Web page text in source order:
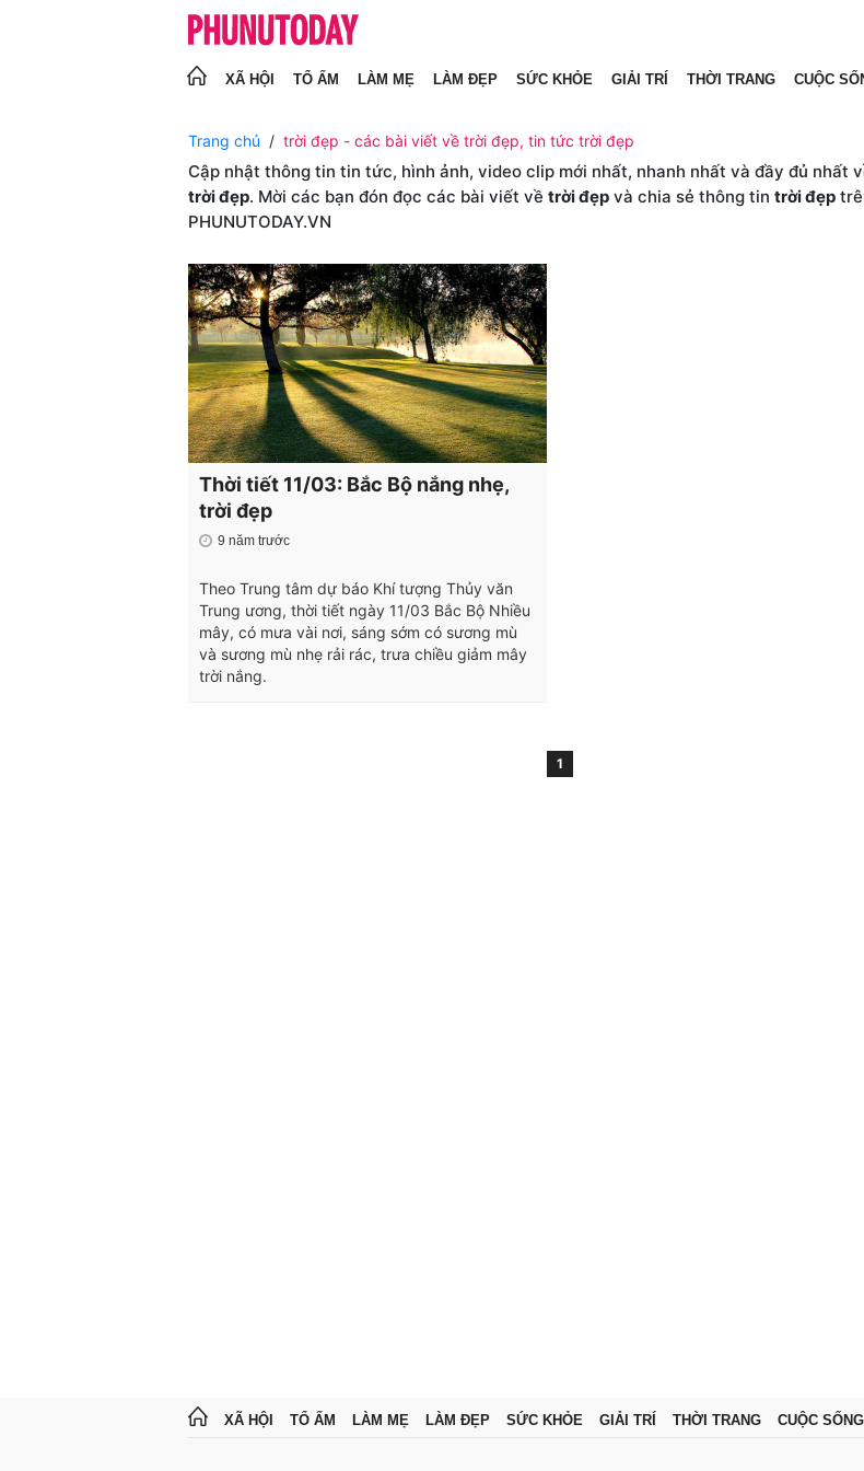
XÃ HỘI TỔ ẤM LÀM MẸ LÀM ĐẸP SỨC KHỎE GIẢI TRÍ THỜI TRANG CUỘC
Trang chủ trời đẹp - các bài viết về trời đẹp, tin tức trời đẹp
Cập nhật thông tin tin tức, hình ảnh, video clip mới nhất, nhanh nhất và đầy đủ nhất
trời đẹp. Mời các bạn đón đọc các bài viết về trời đẹp và chia sẻ thông tin trời đẹp
PHUNUTODAY.VN
Thời tiết 11/03: Bắc Bộ nắng nhẹ,
trời đẹp
9 năm trước
Theo Trung tâm dự báo Khí tượng Thủy văn
Trung ương, thời tiết ngày 11/03 Bắc Bộ Nhiều
mây, có mưa vài nơi, sáng sớm có sương mù
và sương mù nhẹ rải rác, trưa chiều giảm mây
trời nắng.
1
XÃ HỘI TỔ ẤM LÀM MẸ LÀM ĐẸP SỨC KHỎE GIẢI TRÍ THỜI TRANG CUỘC SỐNG